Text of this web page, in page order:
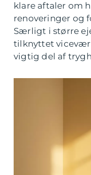
klare aftaler om
renoveringer og
Særligt i større
tilknyttet
vigtig del af